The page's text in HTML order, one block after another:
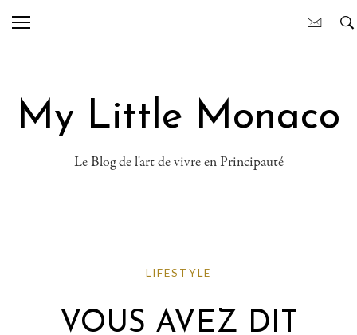
My Little Monaco
Le Blog de l'art de vivre en Principauté
LIFESTYLE
VOUS AVEZ DIT